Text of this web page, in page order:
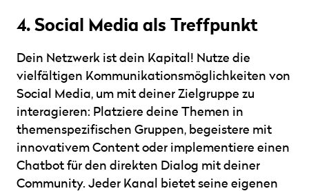
4. Social Media als Treffpunkt
Dein Netzwerk ist dein Kapital! Nutze die
vielfältigen Kommuni­kationsmöglichkeiten von
Social Media, um mit deiner Zielgruppe zu
interagieren: Platziere deine Themen in
themenspezifischen Gruppen, begeistere mit
innovativem Content oder implementiere einen
Chatbot für den direkten Dialog mit deiner
Community. Jeder Kanal bietet seine eigenen